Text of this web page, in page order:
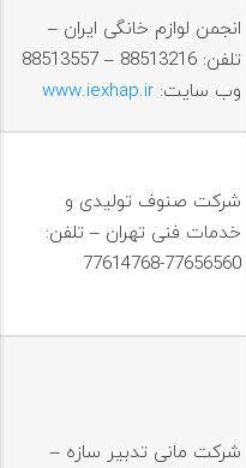
انجمن لوازم خانگی ایران –
تلفن: 88513216 – 88513557
وب سایت: www.iexhap.ir
شرکت صنوف تولیدی و
خدمات فنی تهران – تلفن:
77656560-77614768
شرکت مانی تدبیر سازه –